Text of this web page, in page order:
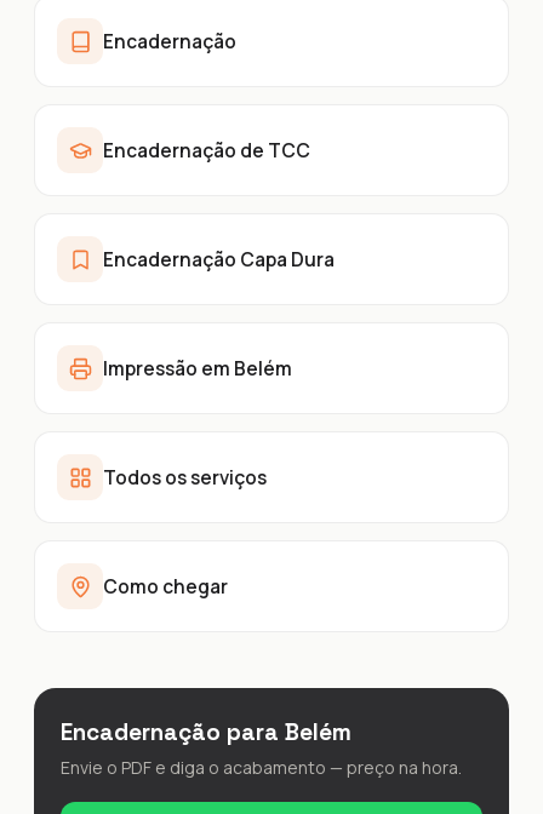
Encadernação
Encadernação de TCC
Encadernação Capa Dura
Impressão em Belém
Todos os serviços
Como chegar
Encadernação para Belém
Envie o PDF e diga o acabamento — preço na hora.